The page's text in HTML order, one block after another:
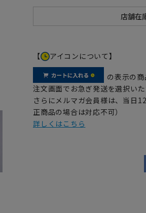
【 アイコンについて】
の表示の商
注文画面でお急ぎ発送を選択いた
さらにメルマガ会員様は、当日
正商品の場合は対応不可）
詳しくはこちら